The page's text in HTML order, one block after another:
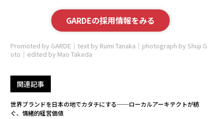
GARDEの採用情報をみる
Promoted by GARDE｜text by Rumi Tanaka｜photograph by Shuji G
oto｜edited by Mao Takeda
関連記事
世界ブランドを日本の地でカタチにする──ローカルアーキテクトが紡
ぐ、情緒的経営価値